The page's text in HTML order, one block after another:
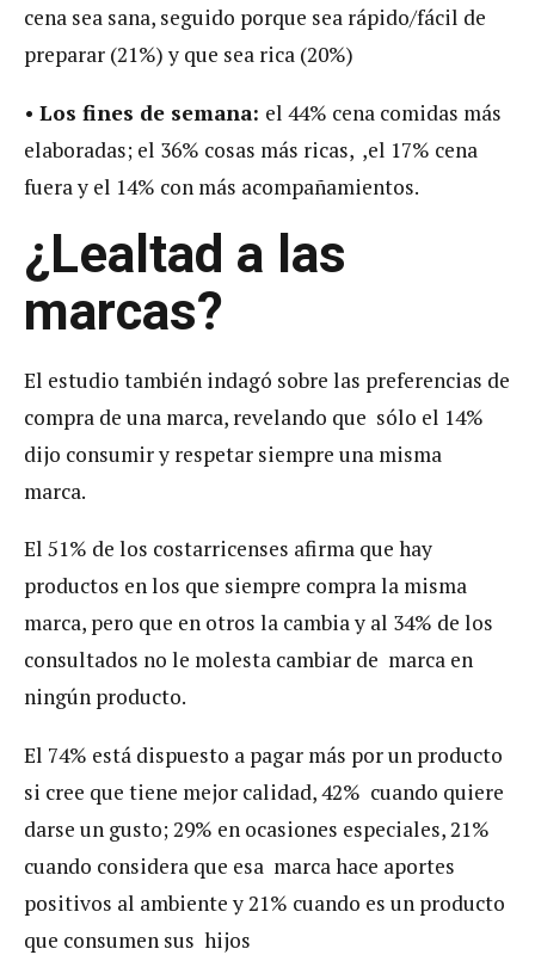
cena sea sana, seguido porque sea rápido/fácil de
preparar (21%) y que sea rica (20%)
• Los fines de semana: el 44% cena comidas más
elaboradas; el 36% cosas más ricas, ,el 17% cena
fuera y el 14% con más acompañamientos.
¿Lealtad a las
marcas?
El estudio también indagó sobre las preferencias de
compra de una marca, revelando que sólo el 14%
dijo consumir y respetar siempre una misma
marca.
El 51% de los costarricenses afirma que hay
productos en los que siempre compra la misma
marca, pero que en otros la cambia y al 34% de los
consultados no le molesta cambiar de marca en
ningún producto.
El 74% está dispuesto a pagar más por un producto
si cree que tiene mejor calidad, 42% cuando quiere
darse un gusto; 29% en ocasiones especiales, 21%
cuando considera que esa marca hace aportes
positivos al ambiente y 21% cuando es un producto
que consumen sus hijos